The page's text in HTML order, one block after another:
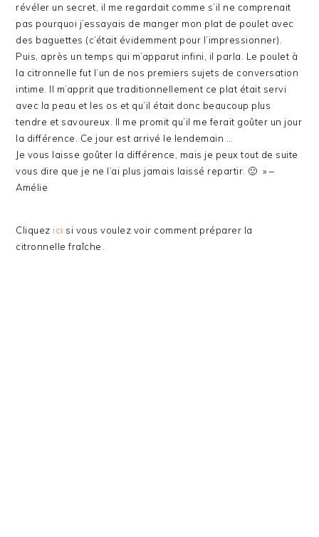
révéler un secret, il me regardait comme s’il ne comprenait
pas pourquoi j’essayais de manger mon plat de poulet avec
des baguettes (c’était évidemment pour l’impressionner).
Puis, après un temps qui m’apparut infini, il parla. Le poulet à
la citronnelle fut l’un de nos premiers sujets de conversation
intime. Il m’apprit que traditionnellement ce plat était servi
avec la peau et les os et qu’il était donc beaucoup plus
tendre et savoureux. Il me promit qu’il me ferait goûter un jour
la différence. Ce jour est arrivé le lendemain …
Je vous laisse goûter la différence, mais je peux tout de suite
vous dire que je ne l’ai plus jamais laissé repartir. 🙂 » –
Amélie
Cliquez ici si vous voulez voir comment préparer la
citronnelle fraîche.